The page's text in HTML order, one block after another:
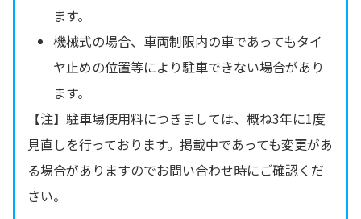
ます。
機械式の場合、車両制限内の車であってもタイ
ヤ止めの位置等により駐車できない場合があり
ます。
【注】駐車場使用料につきましては、概ね3年に1度
見直しを行っております。掲載中であっても変更があ
る場合がありますのでお問い合わせ時にご確認くだ
さい。